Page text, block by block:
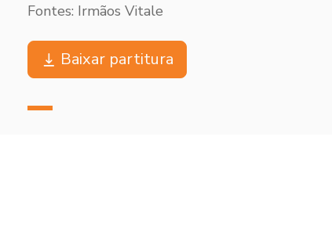
Fontes: Irmãos Vitale
Baixar partitura